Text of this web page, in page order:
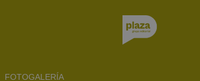
FOTOGALERÍA